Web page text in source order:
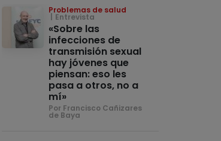
Problemas de salud
Entrevista
«Sobre las
infecciones de
transmisión sexual
hay jóvenes que
piensan: eso les
pasa a otros, no a
mí»
Por Francisco Cañizares
de Baya